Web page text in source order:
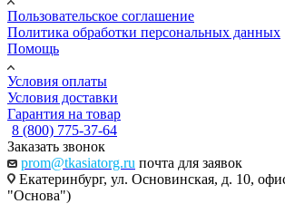
Пользовательское соглашение
Политика обработки персональных данных
Помощь
Условия оплаты
Условия доставки
Гарантия на товар
8 (800) 775-37-64
Заказать звонок
prom@tkasiatorg.ru почта для заявок
Екатеринбург, ул. Основинская, д. 10,
"Основа")